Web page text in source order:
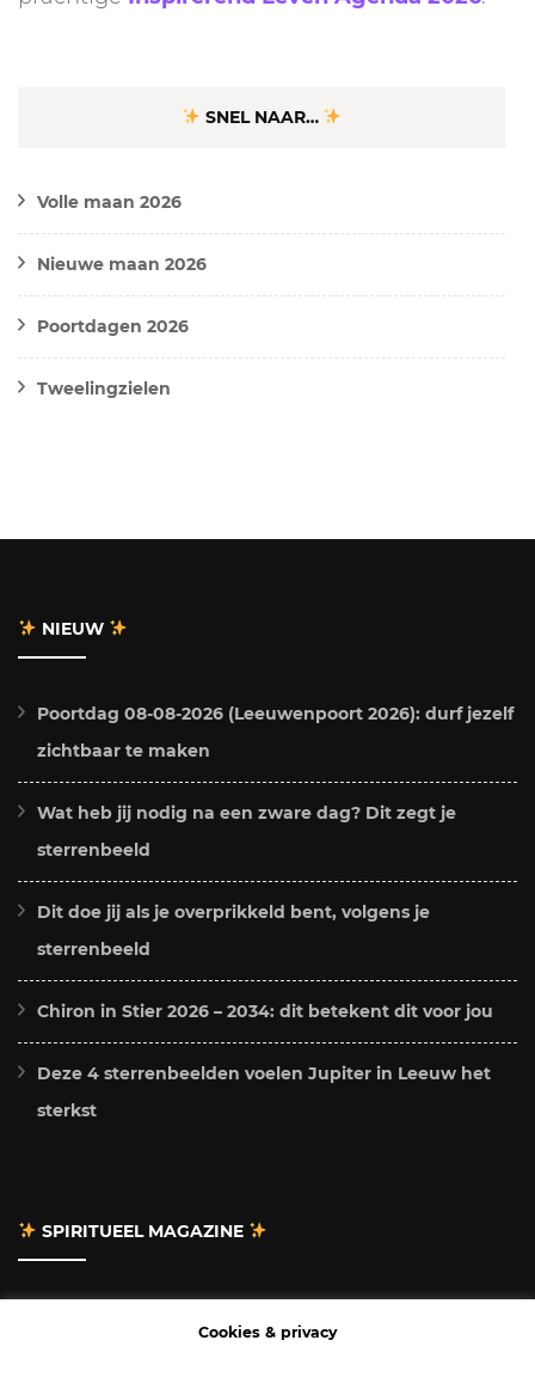
SNEL NAAR…
Volle maan 2026
Nieuwe maan 2026
Poortdagen 2026
Tweelingzielen
NIEUW
Poortdag 08-08-2026 (Leeuwenpoort 2026): durf jezelf
zichtbaar te maken
Wat heb jij nodig na een zware dag? Dit zegt je
sterrenbeeld
Dit doe jij als je overprikkeld bent, volgens je
sterrenbeeld
Chiron in Stier 2026 – 2034: dit betekent dit voor jou
Deze 4 sterrenbeelden voelen Jupiter in Leeuw het
sterkst
SPIRITUEEL MAGAZINE
Cookies & privacy